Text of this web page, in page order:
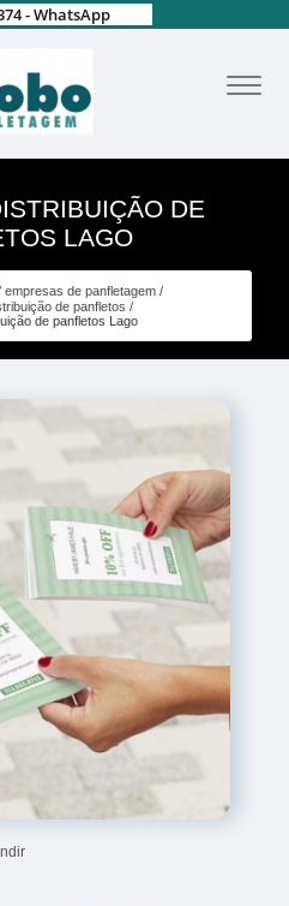
- WhatsApp
DE
LAGO
empresas de panfletagem
de panfletos
de panfletos Lago